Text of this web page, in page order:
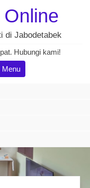
di Jabodetabek
Hubungi kami!
Menu